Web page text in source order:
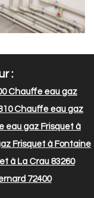
:
Chauffe eau gaz
Chauffe eau gaz
eau gaz Frisquet à
Frisquet à Fontaine
à La Crau 83260
72400